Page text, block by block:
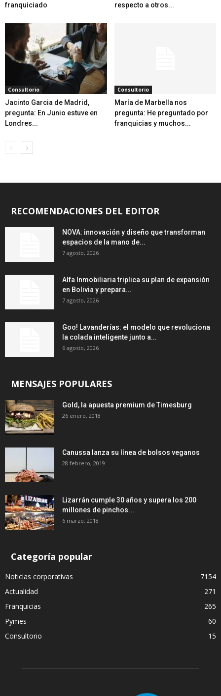
franquiciado
respecto a otros...
Consultorio
Jacinto Garcia de Madrid,
pregunta: En Junio estuve en
Londres...
Consultorio
María de Marbella nos
pregunta: He preguntado por
franquicias y muchos...
RECOMENDACIONES DEL EDITOR
NOVA: innovación y diseño que transforman
espacios de la mano de...
7 agosto, 2026
Alfa Inmobiliaria triplica su plan de expansión
en Bolivia y prepara...
7 agosto, 2026
Goo! Lavanderías: el modelo que revoluciona
la colada inteligente junto a...
6 agosto, 2026
MENSAJES POPULARES
Gold, la apuesta premium de Timesburg
26 enero, 2018
Canussa lanza su línea de bolsos veganos
28 febrero, 2019
Lizarrán cumple 30 años y supera los 200
millones de pinchos...
6 marzo, 2018
Categoría popular
Noticias corporativas
7154
Actualidad
271
Franquicias
265
Pymes
60
Consultorio
15